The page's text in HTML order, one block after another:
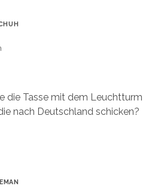
die Tasse mit dem Leuchtturm
nach Deutschland schicken?